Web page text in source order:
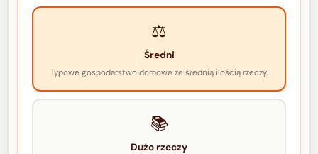
⚖️
Średni
Typowe gospodarstwo domowe ze średnią ilością rzeczy.
📚
Dużo rzeczy